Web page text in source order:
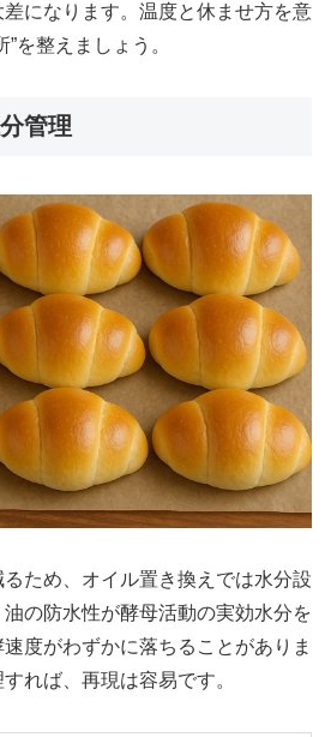
になります。温度と休ませ方を意
を整えましょう。
管理
ため、オイル置き換えでは水分設
の防水性が酵母活動の実効水分を
度がわずかに落ちることがありま
れば、再現は容易です。